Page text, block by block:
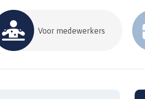
Voor medewerkers